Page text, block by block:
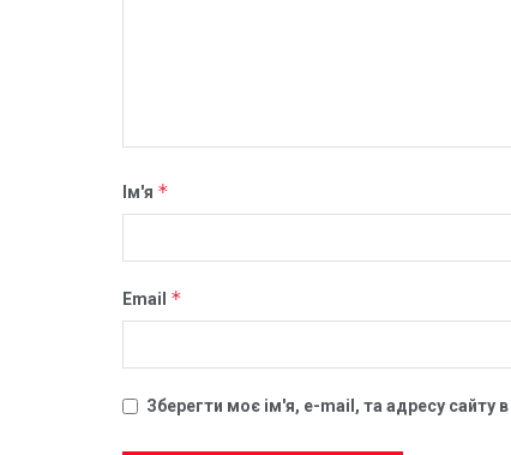
Ім'я *
Email *
Зберегти моє ім'я, e-mail, та адресу сайту